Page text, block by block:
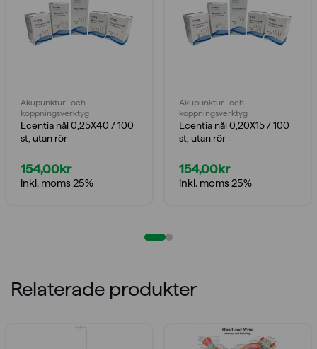
Akupunktur- och
koppningsverktyg
Ecentia nål 0,25X40 / 100
st, utan rör
154,00kr
inkl. moms 25%
Akupunktur- och
koppningsverktyg
Ecentia nål 0,20X15 / 100
st, utan rör
154,00kr
inkl. moms 25%
Relaterade produkter